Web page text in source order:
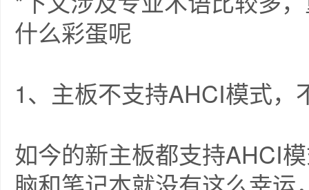
什么彩蛋呢
1、主板不支持AHCI模式，
如今的新主板都支持AHCI